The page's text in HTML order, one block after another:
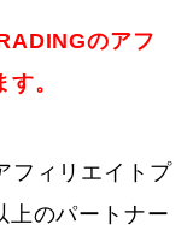
のアフ
。
フィリエイトプ
上のパートナー